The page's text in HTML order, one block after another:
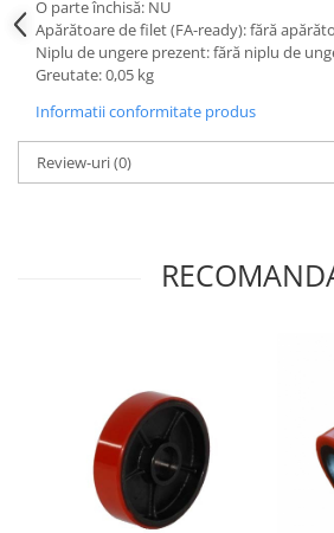
O parte închisă: NU
Apărătoare de filet (FA-ready): fără
Niplu de ungere prezent: fără niplu de
Greutate: 0,05 kg
Informatii conformitate produs
Review-uri(0)